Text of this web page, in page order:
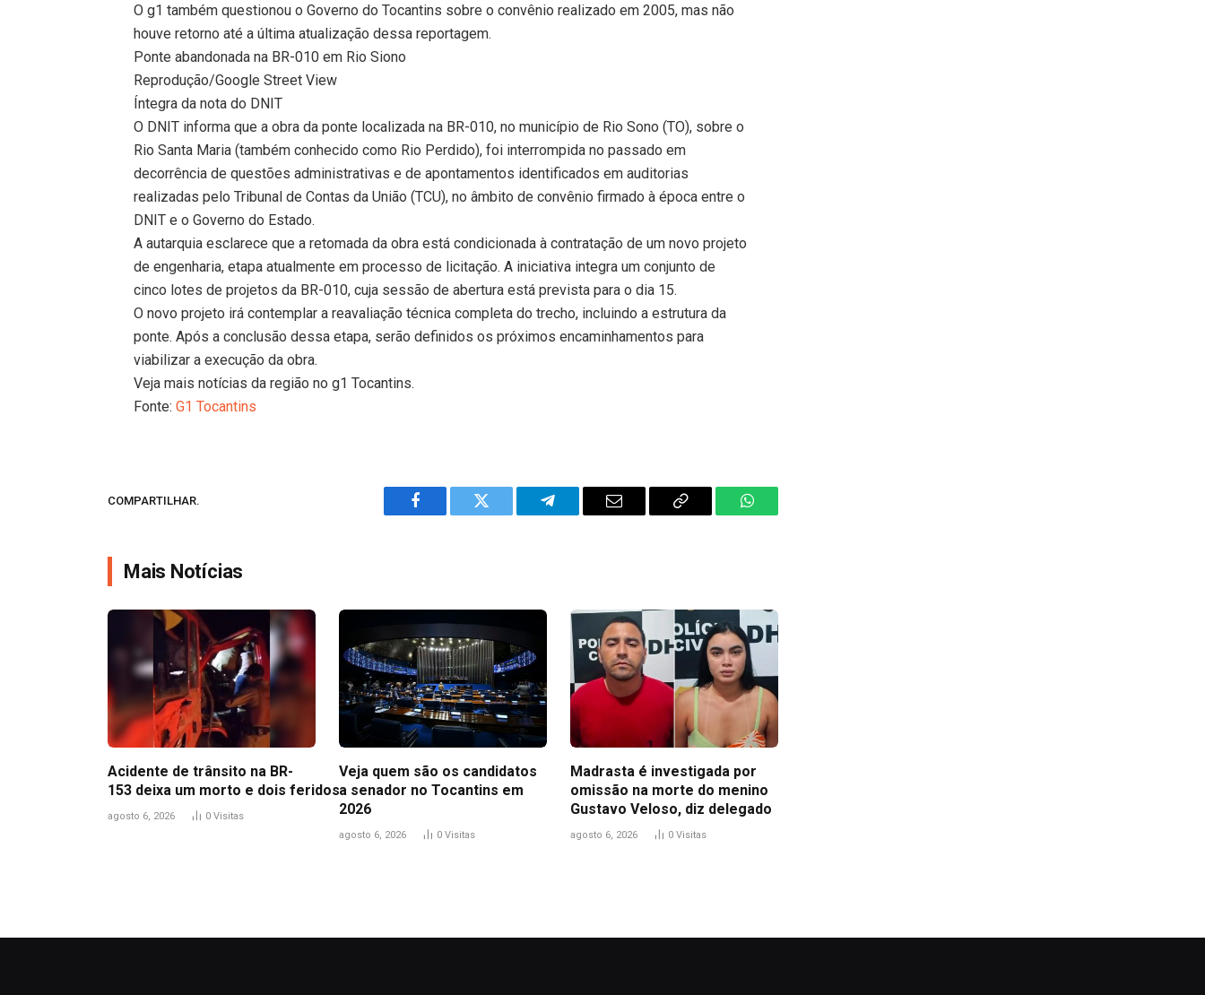
O g1 também questionou o Governo do Tocantins sobre o convênio realizado em 2005, mas não
houve retorno até a última atualização dessa reportagem.
Ponte abandonada na BR-010 em Rio Siono
Reprodução/Google Street View
Íntegra da nota do DNIT
O DNIT informa que a obra da ponte localizada na BR-010, no município de Rio Sono (TO), sobre o
Rio Santa Maria (também conhecido como Rio Perdido), foi interrompida no passado em
decorrência de questões administrativas e de apontamentos identificados em auditorias
realizadas pelo Tribunal de Contas da União (TCU), no âmbito de convênio firmado à época entre o
DNIT e o Governo do Estado.
A autarquia esclarece que a retomada da obra está condicionada à contratação de um novo projeto
de engenharia, etapa atualmente em processo de licitação. A iniciativa integra um conjunto de
cinco lotes de projetos da BR-010, cuja sessão de abertura está prevista para o dia 15.
O novo projeto irá contemplar a reavaliação técnica completa do trecho, incluindo a estrutura da
ponte. Após a conclusão dessa etapa, serão definidos os próximos encaminhamentos para
viabilizar a execução da obra.
Veja mais notícias da região no g1 Tocantins.
Fonte:G1 Tocantins
COMPARTILHAR.
Facebook Twitter Telegram Email
Copy
WhatsApp
Mais Notícias
Acidente de trânsito na BR-
153 deixa um morto e dois feridos
agosto 6, 2026 0 Visitas
Veja quem são os candidatos
a senador no Tocantins em
2026
agosto 6, 2026 0 Visitas
Madrasta é investigada por
omissão na morte do menino
Gustavo Veloso, diz delegado
agosto 6, 2026 0 Visitas